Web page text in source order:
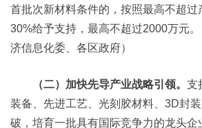
首批次新材料条件的，按照最高不超过
30%给予支持，最高不超过2000万元
济信息化委、各区政府）
（二）加快先导产业战略引领。 支
装备、先进工艺、光刻胶材料、3D封
破，培育一批具有国际竞争力的龙头企